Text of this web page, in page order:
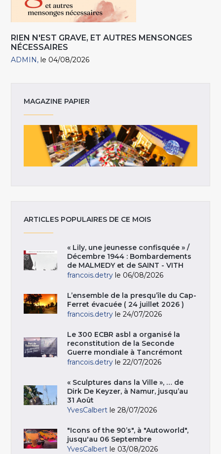
RIEN N'EST GRAVE, ET AUTRES MENSONGES
NÉCESSAIRES
ADMIN le 04/08/2026
MAGAZINE PAPIER
ARTICLES POPULAIRES DE CE MOIS
« Lily, une jeunesse confisquée » /
Décembre 1944 : Bombardements
de MALMEDY et de SAINT - VITH
francois.detry le 06/08/2026
L’ensemble de la presqu’île du Cap-
Ferret évacuée ( 24 juillet 2026 )
francois.detry le 24/07/2026
Le 300 ECBR asbl a organisé la
reconstitution de la Seconde
Guerre mondiale à Tancrémont
francois.detry le 22/07/2026
« Sculptures dans la Ville », … de
Dirk De Keyzer, à Namur, jusqu’au
31 Août
YvesCalbert le 28/07/2026
"Icons of the 90’s", à "Autoworld",
jusqu'au 06 Septembre
YvesCalbert le 03/08/2026